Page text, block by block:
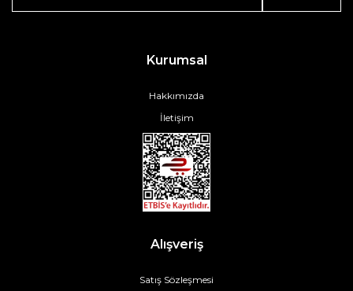
Kurumsal
Hakkımızda
İletişim
Alışveriş
Satış Sözleşmesi